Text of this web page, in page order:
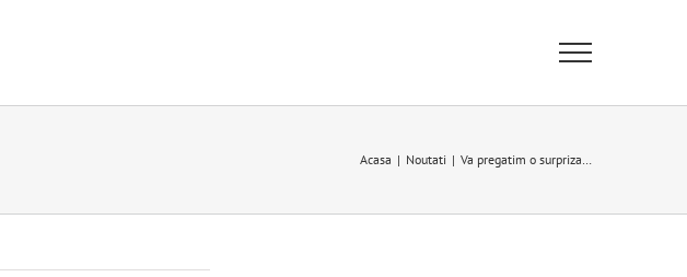
Acasa | Noutati | Va pregatim o surpriza…